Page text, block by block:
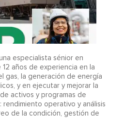
especialista sénior en
años de experiencia en la
gas, la generación de energía
y en ejecutar y mejorar la
activos y programas de
rendimiento operativo y análisis
de la condición, gestión de